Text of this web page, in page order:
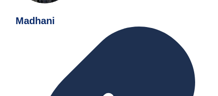
Madhani